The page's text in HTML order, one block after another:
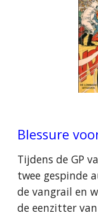
Blessure
Tijdens de GP
twee gespinde
de vangrail en
de eenzitter